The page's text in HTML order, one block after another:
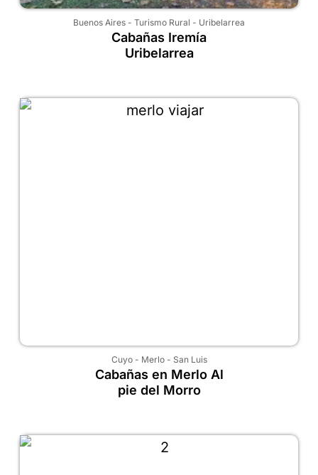
Buenos Aires - Turismo Rural - Uribelarrea
Cabañas Iremía
Uribelarrea
Cuyo- Merlo- San Luis
Cabañas en Merlo Al
pie del Morro